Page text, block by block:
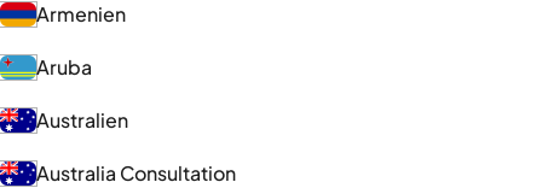
Armenien
Aruba
Australien
Australia Consultation